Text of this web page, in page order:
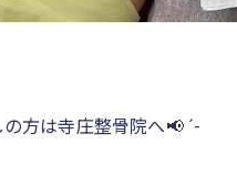
方は寺庄整骨院へ📢 ´-